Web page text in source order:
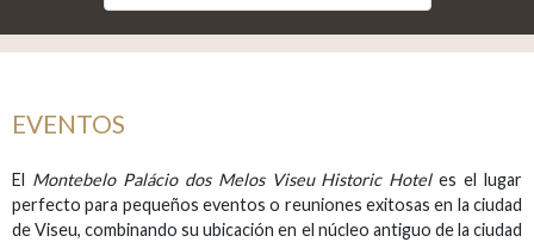
EVENTOS
El Montebelo Palácio dos Melos Viseu Historic Hoteles el lugar
perfecto para pequeños eventos o reuniones exitosas en la ciudad
de Viseu, combinando su ubicación en el núcleo antiguo de la ciudad